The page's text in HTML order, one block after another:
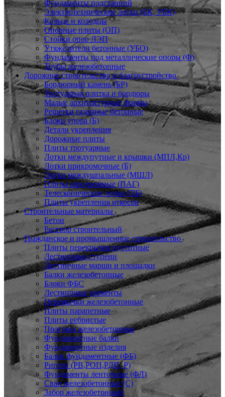
Фундаменты подстанций
Электротехнические лотки (БК, УБК)
Кольца и колодцы
Опорные плиты (ОП)
Стойки опор ЛЭП
Утяжелители бетонные (УБО)
Фундаменты под металлические опоры (Ф)
Трубы железобетонные
Дорожное строительство и благоустройство
Бордюрный камень (БР)
Тротуарная плитка и бордюры
Малые архитектурные формы
Решетки газонные бетонные
Блоки упора (Б)
Детали укрепления
Дорожные плиты
Плиты тротуарные
Лотки междупутные и крышки (МПЛ,Кр)
Лотки прикромочные (Б)
Лотки междушпальные (МШЛ)
Плиты аэродромные (ПАГ)
Телескопические лотки (ЛБ)
Плиты укрепления откосов
Строительные материалы
Бетон
Раствор строительный
Гражданское и промышленное строительство
Плиты перекрытия пустотные
Лестничные ступени
Лестничные марши и площадки
Балки железобетонные
Блоки ФБС
Лестничные элементы
Перемычки железобетонные
Плиты парапетные
Плиты ребристые
Прогоны железобетонные
Фундаментные балки
Фундаментные изделия
Балки фундаментные (ФБ)
Ригели (РВ,РОП,РДП, Р)
Фундаменты ленточные (ФЛ)
Сваи железобетонные (С)
Забор железобетонный